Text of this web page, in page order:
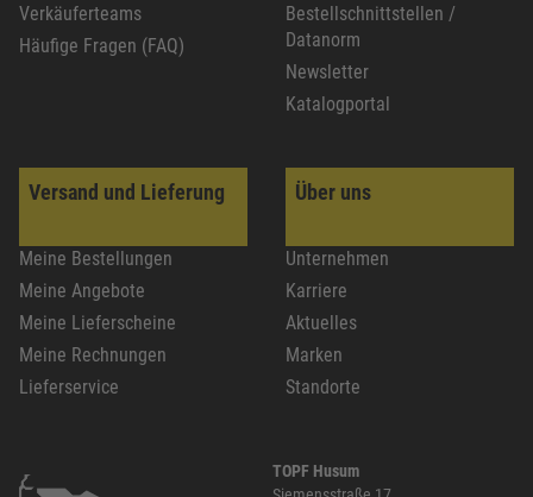
Verkäuferteams
Häufige Fragen (FAQ)
Bestellschnittstellen /
Datanorm
Newsletter
Katalogportal
Versand und Lieferung
Meine Bestellungen
Meine Angebote
Meine Lieferscheine
Meine Rechnungen
Lieferservice
Über uns
Unternehmen
Karriere
Aktuelles
Marken
Standorte
TOPF Husum